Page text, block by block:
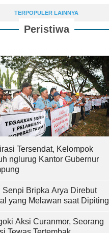
TERPOPULER LAINNYA
Peristiwa
Tersendat, Kelompok
nglurug Kantor Gubernur
Senpi Bripka Arya Direbut
yang Melawan saat Dipiting
Aksi Curanmor, Seorang